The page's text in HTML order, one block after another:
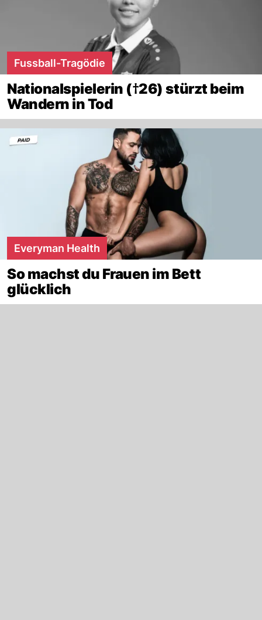
Fussball-Tragödie
Nationalspielerin (†26) stürzt beim
Wandern in Tod
Everyman Health
So machst du Frauen im Bett
glücklich